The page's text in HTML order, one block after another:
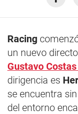
Racing
un nuevo
Gustavo Costas
dirigencia es
se encuentra
del entorno